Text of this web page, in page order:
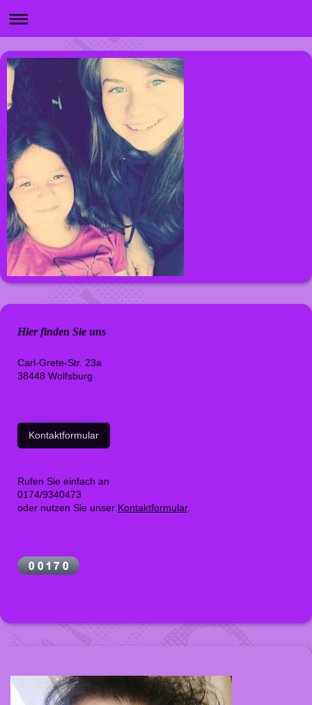
Hier finden Sie uns
Carl-Grete-Str. 23a
38448 Wolfsburg
Kontaktformular
Rufen Sie einfach an
0174/9340473
oder nutzen Sie unser Kontaktformular.